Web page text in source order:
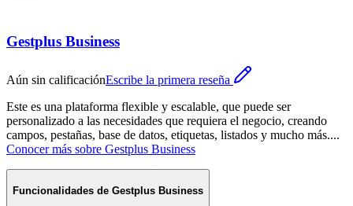
Gestplus Business
Aún sin calificaciónEscribe la primera reseña
Este es una plataforma flexible y escalable, que puede ser
personalizado a las necesidades que requiera el negocio, creando
campos, pestañas, base de datos, etiquetas, listados y mucho más....
Conocer más sobre Gestplus Business
Funcionalidades de Gestplus Business